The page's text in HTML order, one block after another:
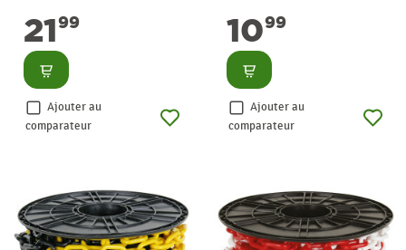
2199
Consulter
Ajouter au
comparateur
1099
Consulter
Ajouter au
comparateur